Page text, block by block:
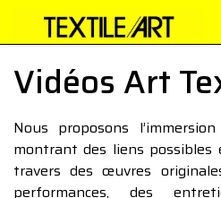
Vidéos Art
Nous proposons
montrant des liens
travers des œuvres
performances, des